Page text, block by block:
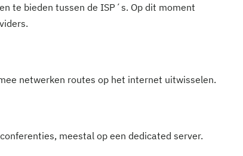
te bieden tussen de ISP´s. Op dit moment
netwerken routes op het internet uitwisselen.
meestal op een dedicated server.